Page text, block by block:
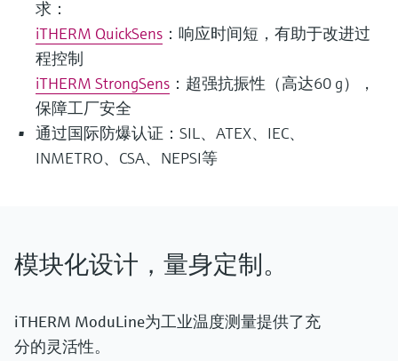
求：
iTHERM QuickSens ：响应时间短，有助于改进过
程控制
iTHERM StrongSens ：超强抗振性（高达60 g），
保障工厂安全
通过国际防爆认证：SIL、ATEX、IEC、
INMETRO、CSA、NEPSI等
模块化设计，量身定制。
iTHERM ModuLine为工业温度测量提供了充
分的灵活性。